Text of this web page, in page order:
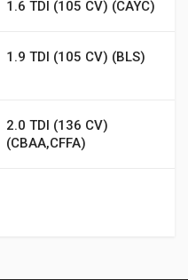
1.6 TDI (105 CV) (CAYC)
1.9 TDI (105 CV) (BLS)
2.0 TDI (136 CV)
(CBAA,CFFA)